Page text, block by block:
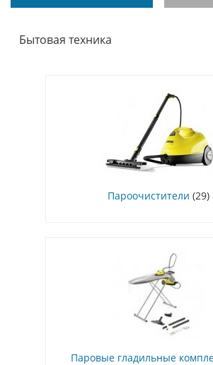
Бытовая техника
Пароочистители (29)
Паровые гладильные